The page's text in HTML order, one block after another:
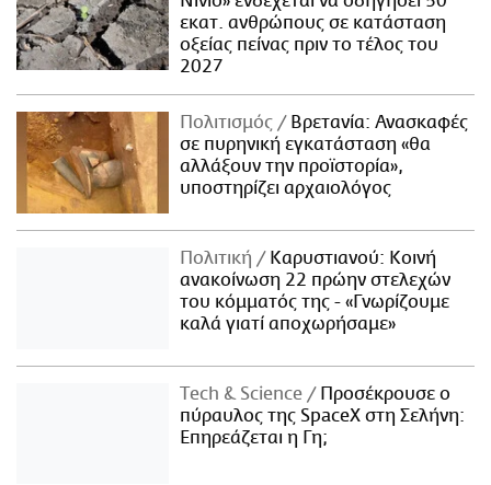
εκατ. ανθρώπους σε κατάσταση
οξείας πείνας πριν το τέλος του
2027
Πολιτισμός
Βρετανία: Ανασκαφές
σε πυρηνική εγκατάσταση «θα
αλλάξουν την προϊστορία»,
υποστηρίζει αρχαιολόγος
Πολιτική
Καρυστιανού: Κοινή
ανακοίνωση 22 πρώην στελεχών
του κόμματός της - «Γνωρίζουμε
καλά γιατί αποχωρήσαμε»
Τech & Science
Προσέκρουσε ο
πύραυλος της SpaceX στη Σελήνη:
Επηρεάζεται η Γη;